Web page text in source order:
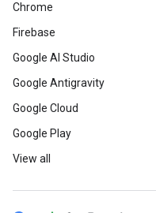
Chrome
Firebase
Google AI Studio
Google Antigravity
Google Cloud
Google Play
View all